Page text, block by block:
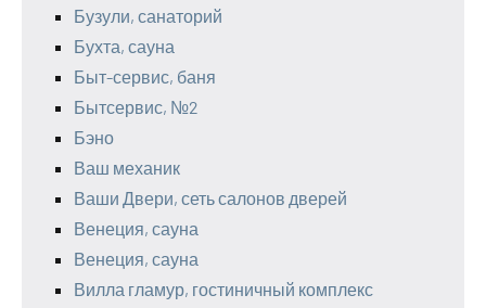
Бузули, санаторий
Бухта, сауна
Быт-сервис, баня
Бытсервис, №2
Бэно
Ваш механик
Ваши Двери, сеть салонов дверей
Венеция, сауна
Венеция, сауна
Вилла гламур, гостиничный комплекс